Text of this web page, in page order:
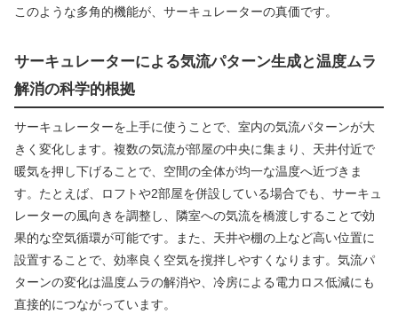
このような多角的機能が、サーキュレーターの真価です。
サーキュレーターによる気流パターン生成と温度ムラ
解消の科学的根拠
サーキュレーターを上手に使うことで、室内の気流パターンが大
きく変化します。複数の気流が部屋の中央に集まり、天井付近で
暖気を押し下げることで、空間の全体が均一な温度へ近づきま
す。たとえば、ロフトや2部屋を併設している場合でも、サーキュ
レーターの風向きを調整し、隣室への気流を橋渡しすることで効
果的な空気循環が可能です。また、天井や棚の上など高い位置に
設置することで、効率良く空気を撹拌しやすくなります。気流パ
ターンの変化は温度ムラの解消や、冷房による電力ロス低減にも
直接的につながっています。